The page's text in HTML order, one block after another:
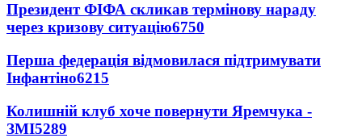
Президент ФІФА скликав термінову нараду
через кризову ситуацію6750
Перша федерація відмовилася підтримувати
Інфантіно6215
Колишній клуб хоче повернути Яремчука -
ЗМІ5289